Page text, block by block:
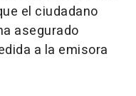
el ciudadano
asegurado
a la emisora